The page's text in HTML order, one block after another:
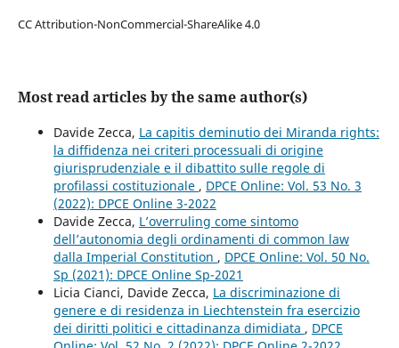
CC Attribution-NonCommercial-ShareAlike 4.0
Most read articles by the same author(s)
Davide Zecca, La capitis deminutio dei Miranda rights:
la diffidenza nei criteri processuali di origine
giurisprudenziale e il dibattito sulle regole di
profilassi costituzionale , DPCE Online: Vol. 53 No. 3
(2022): DPCE Online 3-2022
Davide Zecca, L’overruling come sintomo
dell’autonomia degli ordinamenti di common law
dalla Imperial Constitution , DPCE Online: Vol. 50 No.
Sp (2021): DPCE Online Sp-2021
Licia Cianci, Davide Zecca, La discriminazione di
genere e di residenza in Liechtenstein fra esercizio
dei diritti politici e cittadinanza dimidiata , DPCE